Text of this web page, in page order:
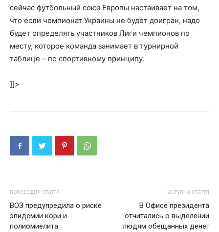
сейчас футбольный союз Европы настаивает на том,
что если чемпионат Украины не будет доигран, надо
будет определять участников Лиги чемпионов по
месту, которое команда занимает в турнирной
таблице – по спортивному принципу.
]]>
попередня стаття
ВОЗ предупредила о риске
эпидемии кори и
полиомиелита
наступна стаття
В Офисе президента
отчитались о выделении
людям обещанных денег